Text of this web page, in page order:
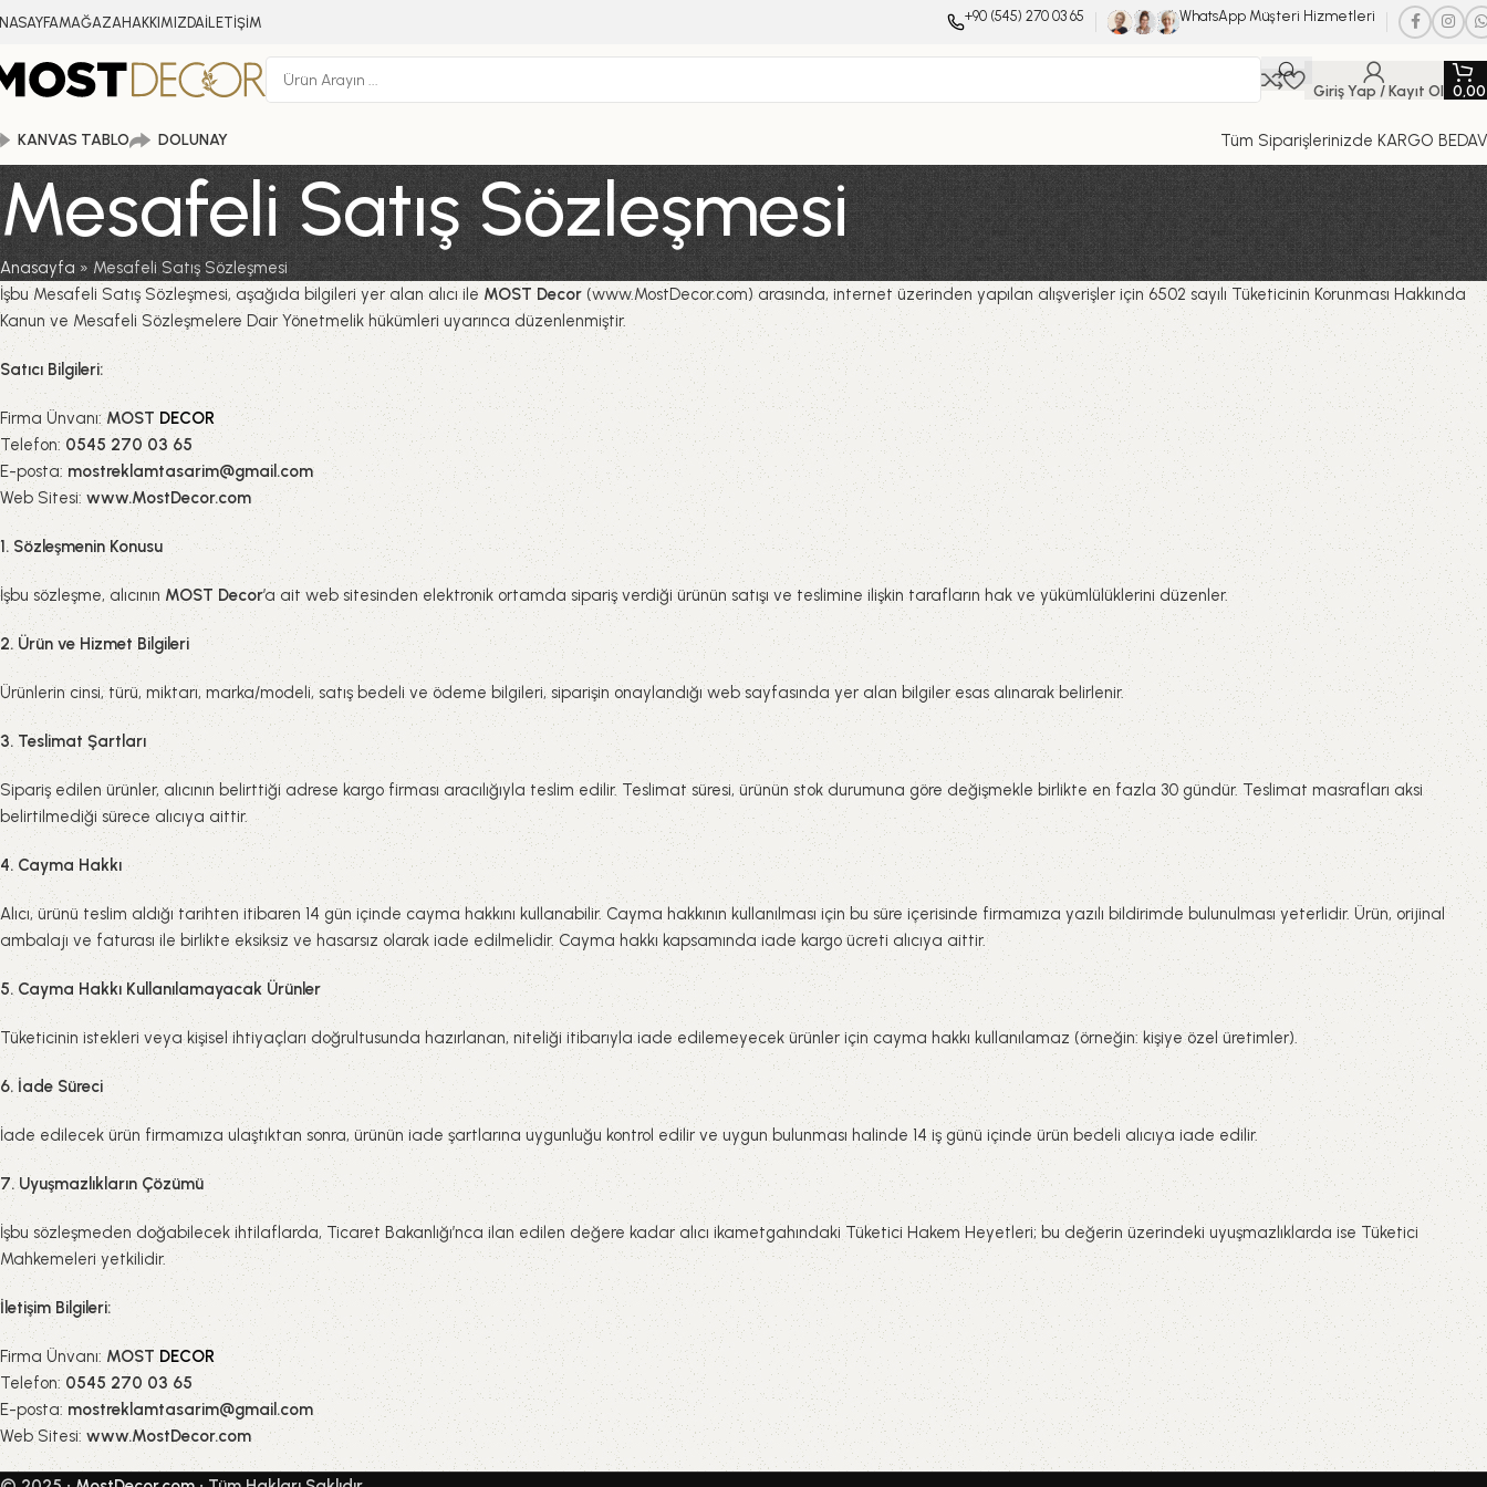
MAĞAZAHAKKIMIZDAİLETİŞİM +90 (545) 270 03 65 WhatsApp Müşteri Hizmetleri
Giriş Yap / Kayıt Ol
KANVAS TABLO DOLUNAY Tüm Siparişlerinizde KARGO
Mesafeli Satış Sözleşmesi
Anasayfa »Mesafeli Satış Sözleşmesi
İşbu Mesafeli Satış Sözleşmesi, aşağıda bilgileri yer alan alıcı ile MOST Decor (www.MostDecor.com) arasında, internet üzerinden yapılan alışverişler için 6502 sayılı Tüketicinin Korunması Hakkında
Kanun ve Mesafeli Sözleşmelere Dair Yönetmelik hükümleri uyarınca düzenlenmiştir.
Satıcı Bilgileri:
Firma Ünvanı:MOST DECOR
Telefon:0545 270 03 65
E-posta: mostreklamtasarim@gmail.com
Web Sitesi: www.MostDecor.com
1. Sözleşmenin Konusu
İşbu sözleşme, alıcının MOST Decor’a ait web sitesinden elektronik ortamda sipariş verdiği ürünün satışı ve teslimine ilişkin tarafların hak ve yükümlülüklerini düzenler.
2. Ürün ve Hizmet Bilgileri
Ürünlerin cinsi, türü, miktarı, marka/modeli, satış bedeli ve ödeme bilgileri, siparişin onaylandığı web sayfasında yer alan bilgiler esas alınarak belirlenir.
3. Teslimat Şartları
Sipariş edilen ürünler, alıcının belirttiği adrese kargo firması aracılığıyla teslim edilir. Teslimat süresi, ürünün stok durumuna göre değişmekle birlikte en fazla 30 gündür. Teslimat masrafları aksi
belirtilmediği sürece alıcıya aittir.
4. Cayma Hakkı
Alıcı, ürünü teslim aldığı tarihten itibaren 14 gün içinde cayma hakkını kullanabilir. Cayma hakkının kullanılması için bu süre içerisinde firmamıza yazılı bildirimde bulunulması yeterlidir. Ürün, orijinal
ambalajı ve faturası ile birlikte eksiksiz ve hasarsız olarak iade edilmelidir. Cayma hakkı kapsamında iade kargo ücreti alıcıya aittir.
5. Cayma Hakkı Kullanılamayacak Ürünler
Tüketicinin istekleri veya kişisel ihtiyaçları doğrultusunda hazırlanan, niteliği itibarıyla iade edilemeyecek ürünler için cayma hakkı kullanılamaz (örneğin: kişiye özel üretimler).
6. İade Süreci
İade edilecek ürün firmamıza ulaştıktan sonra, ürünün iade şartlarına uygunluğu kontrol edilir ve uygun bulunması halinde 14 iş günü içinde ürün bedeli alıcıya iade edilir.
7. Uyuşmazlıkların Çözümü
İşbu sözleşmeden doğabilecek ihtilaflarda, Ticaret Bakanlığı’nca ilan edilen değere kadar alıcı ikametgahındaki Tüketici Hakem Heyetleri; bu değerin üzerindeki uyuşmazlıklarda ise Tüketici
Mahkemeleri yetkilidir.
İletişim Bilgileri:
Firma Ünvanı: MOSTDECOR
Telefon: 0545 270 03 65
E-posta: mostreklamtasarim@gmail.com
Web Sitesi: www.MostDecor.com